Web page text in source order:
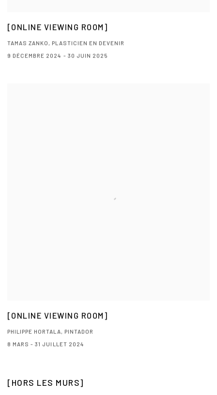
[ONLINE VIEWING ROOM]
TAMAS ZANKO, PLASTICIEN EN DEVENIR
9 DÉCEMBRE 2024 - 30 JUIN 2025
[ONLINE VIEWING ROOM]
PHILIPPE HORTALA, PINTADOR
8 MARS - 31 JUILLET 2024
[HORS LES MURS]